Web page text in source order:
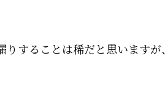
することは稀だと思いますが、